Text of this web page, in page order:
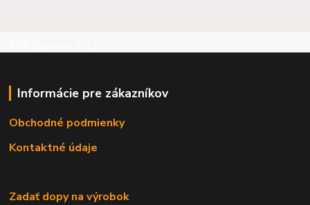
Informácie pre zákazníkov
Obchodné podmienky
Kontaktné údaje
Zadať dopy na výrobok